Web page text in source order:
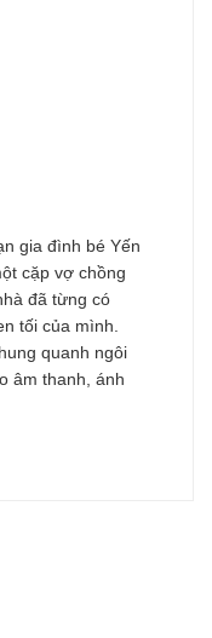
gia đình bé Yến
cặp vợ chồng
đã từng có
tối của mình.
quanh ngôi
âm thanh, ánh